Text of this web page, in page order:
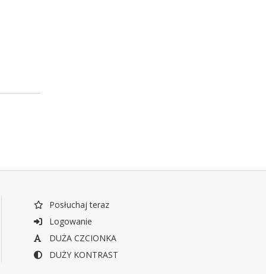
Posłuchaj teraz
Logowanie
DUŻA CZCIONKA
DUŻY KONTRAST